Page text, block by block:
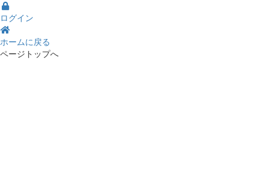
ログイン
ホームに戻る
ページトップへ